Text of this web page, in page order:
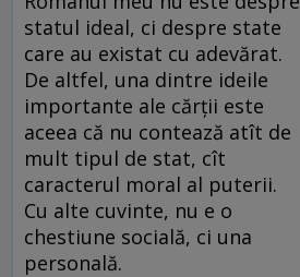
statul ideal, ci despre state
care au existat cu adevărat.
De altfel, una dintre ideile
importante ale cărții este
aceea că nu contează atît de
mult tipul de stat, cît
caracterul moral al puterii.
Cu alte cuvinte, nu e o
chestiune socială, ci una
personală.